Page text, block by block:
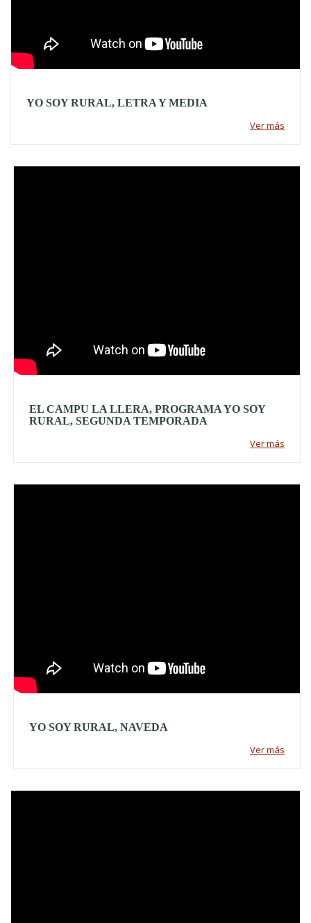
YO SOY RURAL, LETRA Y MEDIA
Ver más
EL CAMPU LA LLERA, PROGRAMA YO SOY
RURAL, SEGUNDA TEMPORADA
Ver más
YO SOY RURAL, NAVEDA
Ver más